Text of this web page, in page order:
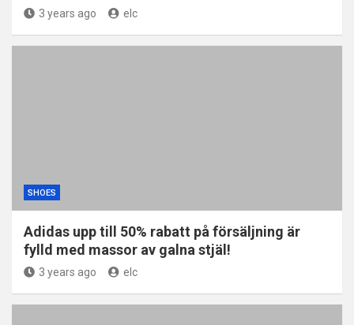
3 years ago elc
SHOES
Adidas upp till 50% rabatt på försäljning är
fylld med massor av galna stjäl!
3 years ago elc